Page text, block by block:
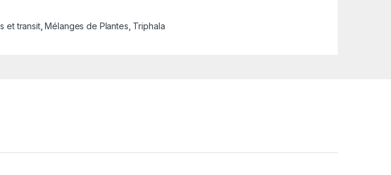
et transit,Mélanges de Plantes Triphala